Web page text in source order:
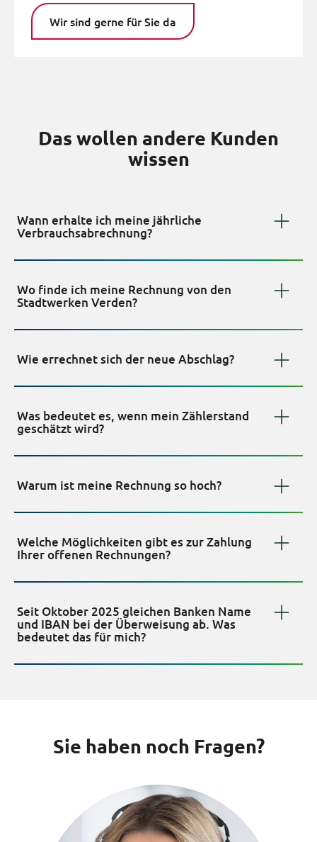
Wir sind gerne für Sie da
Das wollen andere Kunden
wissen
Wann erhalte ich meine jährliche
Verbrauchsabrechnung?
Wo finde ich meine Rechnung von den
Stadtwerken Verden?
Wie errechnet sich der neue Abschlag?
Was bedeutet es, wenn mein Zählerstand
geschätzt wird?
Warum ist meine Rechnung so hoch?
Welche Möglichkeiten gibt es zur Zahlung
Ihrer offenen Rechnungen?
Seit Oktober 2025 gleichen Banken Name
und IBAN bei der Überweisung ab. Was
bedeutet das für mich?
Sie haben noch Fragen?